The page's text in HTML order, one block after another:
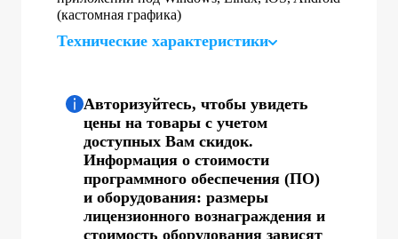
(кастомная графика)
Технические характеристики
Авторизуйтесь, чтобы увидеть
цены на товары с учетом
доступных Вам скидок.
Информация о стоимости
программного обеспечения (ПО)
и оборудования: размеры
лицензионного вознаграждения и
стоимость оборудования зависят